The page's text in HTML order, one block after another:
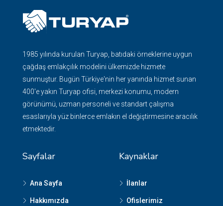
1985 yılında kurulan Turyap, batıdaki örneklerine uygun
çağdaş emlakçılık modelini ülkemizde hizmete
sunmuştur. Bugün Türkiye'nin her yanında hizmet sunan
400'e yakın Turyap ofisi, merkezi konumu, modern
görünümü, uzman personeli ve standart çalışma
esaslarıyla yüz binlerce emlakın el değiştirmesine aracılık
etmektedir.
Sayfalar
Ana Sayfa
Hakkımızda
Kaynaklar
İlanlar
Ofislerimiz